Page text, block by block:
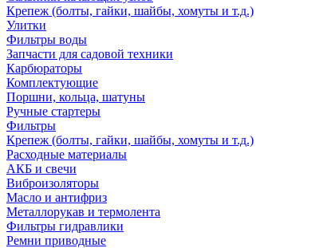
Крепеж (болты, гайки, шайбы, хомуты и т.д.)
Улитки
Фильтры воды
Запчасти для садовой техники
Карбюраторы
Комплектующие
Поршни, кольца, шатуны
Ручные стартеры
Фильтры
Крепеж (болты, гайки, шайбы, хомуты и т.д.)
Расходные материалы
АКБ и свечи
Виброизоляторы
Масло и антифриз
Металлорукав и термолента
Фильтры гидравлики
Ремни приводные